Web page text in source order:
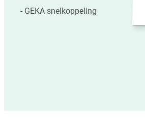
GEKA snelkoppeling